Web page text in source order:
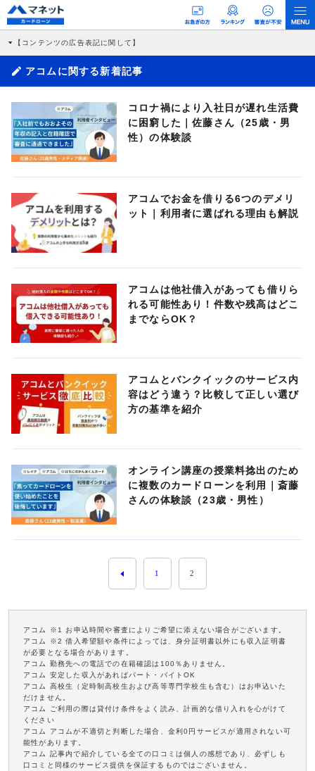
【コンテンツの広告表記に関して】
す。 これらの広告を経由して読者が企業ホームページを訪れ、成約が発生すると弊
社に対して企業から紹介報酬が支払われるという収益モデルです。 ただし、特定の
商品を根拠なくPRするものではなく、当編集部の調査／ユーザーへの口コミ収集な
>提携企業一覧
アコムに関する新着記事
コロナ禍により入社日が遅れ生活費
に困窮した｜佐藤さん（25歳・男
性）の体験談
アコムでお金を借りる6つのデメリ
ット｜利用者に選ばれる理由も解説
アコムは他社借入があっても借りら
れる可能性あり！件数や残高はどこ
までならOK？
アコムとバンクイックのサービス内
容はどう違う？比較して正しい選び
方の基準を紹介
オンライン講座の授業料捻出のため
に複数のカードローンを利用｜斎藤
さんの体験談（23歳・男性）
1 2
アコム ※1 お申込時間や審査によりご希望に添えない場合がございます。
アコム ※2 借入希望額や条件によっては、身分証明書以外にも収入証明書
が必要となる場合があります。
アコム 勤務先への電話での在籍確認は100％ありません。
アコム 安定した収入があればパート・バイトOK
アコム 高校生（定時制高校生および高等専門学校生も含む）はお申込いた
だけません。
アコム ご利用の際は貸付け条件をよく読み、計画的な借り入れを心がけて
ください
アコム アコムが不適切と判断した場合、金利0円サービスが適用されない可
能性があります。
アコム 記事内で紹介している全ての口コミは個人の感想であり、必ずしも
口コミと同様のサービス提供を保証するものではございません。